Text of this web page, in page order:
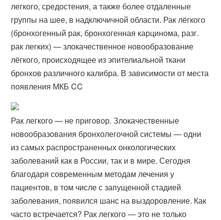
легкого, средостения, а также более отдаленные
группы на шее, в надключичной области. Рак лёгкого
(бронхогенный рак, бронхогенная карцинома, разг.
рак легких) — злокачественное новообразование
лёгкого, происходящее из эпителиальной ткани
бронхов различного калибра. В зависимости от места
появления МКБ CC
Рак легкого — не приговор. Злокачественные
новообразования бронхолегочной системы — одни
из самых распространенных онкологических
заболеваний как в России, так и в мире. Сегодня
благодаря современным методам лечения у
пациентов, в том числе с запущенной стадией
заболевания, появился шанс на выздоровление. Как
часто встречается? Рак легкого — это не только